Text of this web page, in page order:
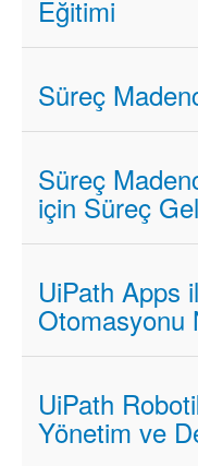
Eğitimi
Süreç
Süreç
için Süreç
UiPath Apps
Otomasyonu
UiPath
Yönetim ve